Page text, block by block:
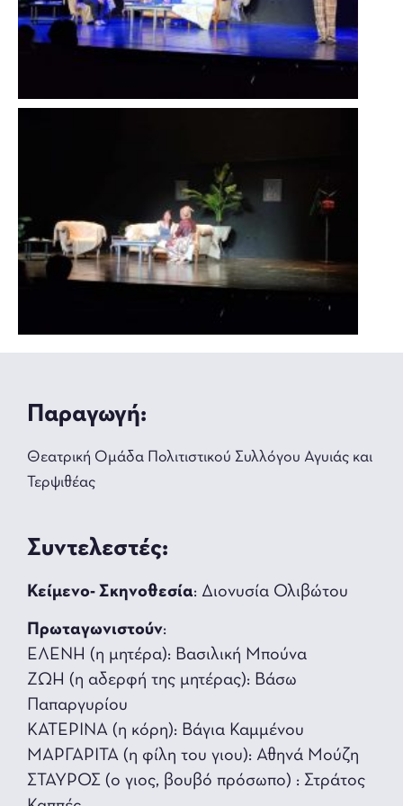
Παραγωγή:
Θεατρική Ομάδα Πολιτιστικού Συλλόγου Αγυιάς και
Τερψιθέας
Συντελεστές:
Κείμενο- Σκηνοθεσία: Διονυσία Ολιβώτου
Πρωταγωνιστούν:
ΕΛΕΝΗ (η μητέρα): Βασιλική Μπούνα
ΖΩΗ (η αδερφή της μητέρας): Βάσω
Παπαργυρίου
ΚΑΤΕΡΙΝΑ (η κόρη): Βάγια Καμμένου
ΜΑΡΓΑΡΙΤΑ (η φίλη του γιου): Αθηνά Μούζη
ΣΤΑΥΡΟΣ (ο γιος, βουβό πρόσωπο) : Στράτος